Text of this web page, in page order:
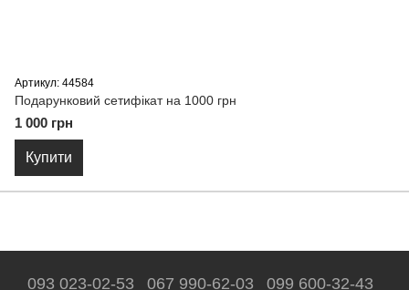
Артикул: 44584
Подарунковий сетифікат на 1000 грн
1 000 грн
Купити
093 023-02-53 067 990-62-03 099 600-32-43